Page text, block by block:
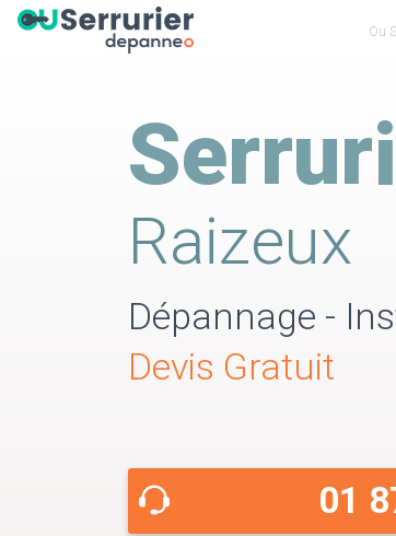
Ou
Raizeux
Dépannage -
Devis Gratuit
01